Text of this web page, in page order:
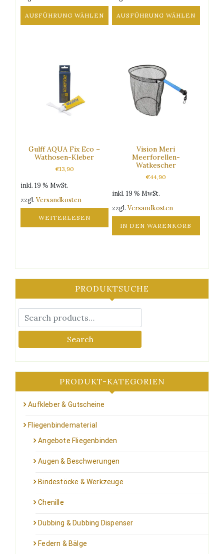
AUSFÜHRUNG WÄHLEN
Optionen
Produktseite
gewählt
AUSFÜHRUNG WÄHLEN
Varianten
Optionen
Produktseite
gewählt
werden
Gulff AQUA Fix Eco –
Wathosen-Kleber
€13,90
inkl. 19 % MwSt.
zzgl. Versandkosten
WEITERLESEN
Vision Meri
Meerforellen-
Watkescher
€44,90
inkl. 19 % MwSt.
zzgl.Versandkosten
IN DEN WARENKORB
PRODUKTSUCHE
Search
PRODUKT-KATEGORIEN
Aufkleber & Gutscheine
Fliegenbindematerial
Angebote Fliegenbinden
Augen & Beschwerungen
Bindestöcke & Werkzeuge
Chenille
Dubbing & Dubbing Dispenser
Federn & Bälge